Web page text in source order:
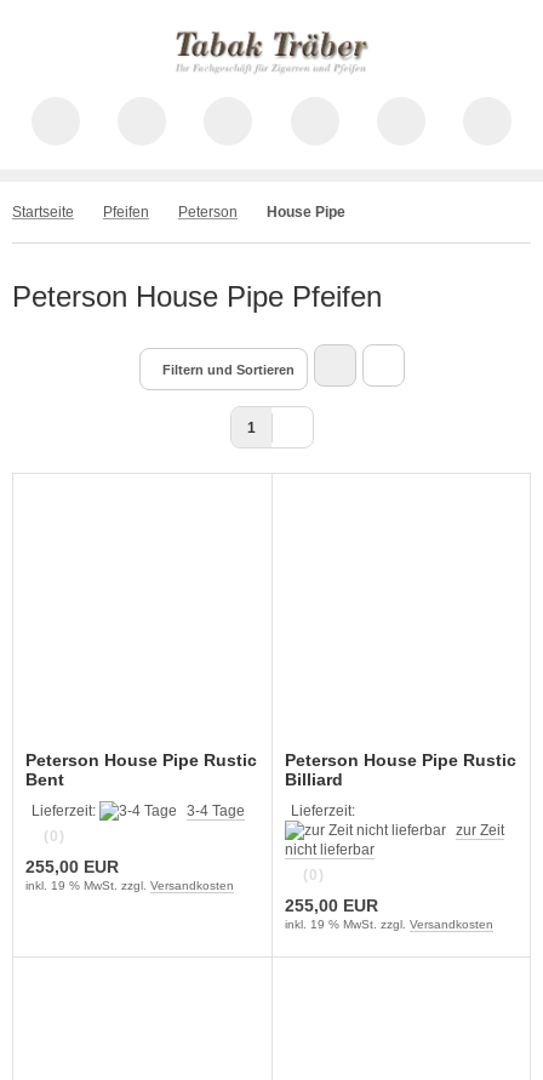
Startseite Pfeifen Peterson House Pipe
Peterson House Pipe Pfeifen
Filtern und Sortieren
1
Peterson House Pipe Rustic
Bent
Lieferzeit:
3-4 Tage
(0)
255,00 EUR
inkl. 19 % MwSt. zzgl. Versandkosten
Peterson House Pipe Rustic
Billiard
Lieferzeit:
zur Zeit
nicht lieferbar
(0)
255,00 EUR
inkl. 19 % MwSt. zzgl. Versandkosten